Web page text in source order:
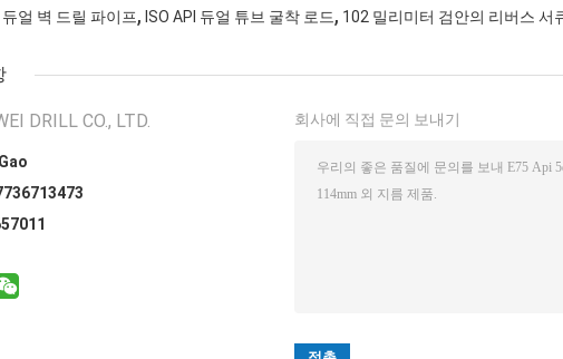
얼 벽 드릴 파이프, ISO API 듀얼 튜브 굴착 로드, 102 밀리미터 검안의 리버스 서
DRILL CO., LTD. 회사에 직접 문의 보내기